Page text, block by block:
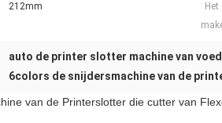
212mm
auto de printer slotter machine van
6colors de snijdersmachine van de
van de Printerslotter die cutter van